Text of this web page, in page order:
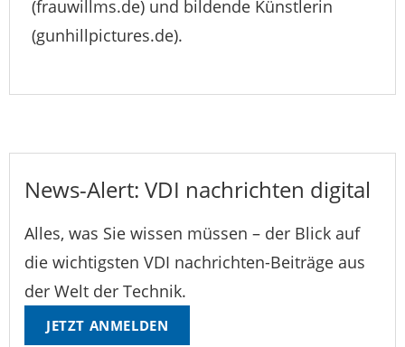
(frauwillms.de) und bildende Künstlerin
(gunhillpictures.de).
News-Alert: VDI nachrichten digital
Alles, was Sie wissen müssen – der Blick auf
die wichtigsten VDI nachrichten-Beiträge aus
der Welt der Technik.
JETZT ANMELDEN